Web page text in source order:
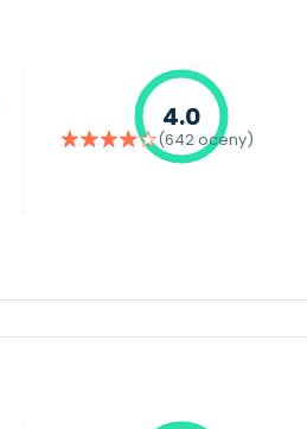
4.0
(642 oceny)